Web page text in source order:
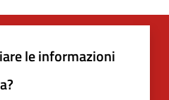
le informazioni